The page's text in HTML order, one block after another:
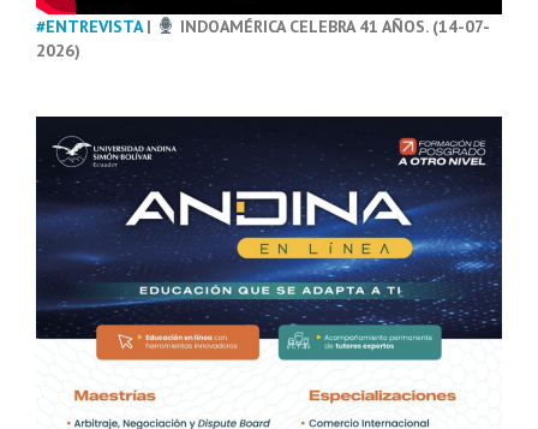
#ENTREVISTA|
INDOAMÉRICA CELEBRA 41 AÑOS. (14-07-
2026)